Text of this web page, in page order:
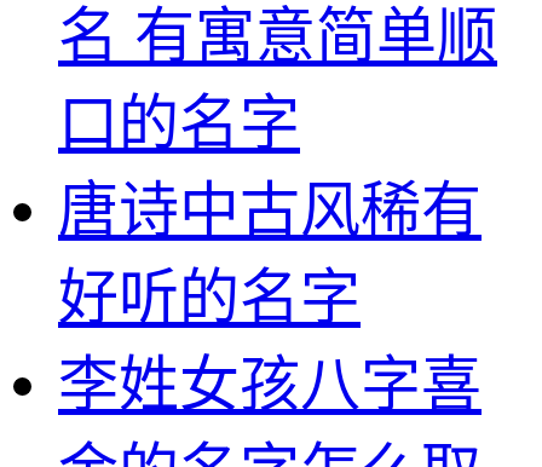
名 有寓意简单顺
口的名字
唐诗中古风稀有
好听的名字
李姓女孩八字喜